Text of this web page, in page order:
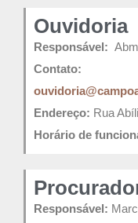
Ouvidoria
Responsável:
Contato:
Endereço: Rua
Horário de
Responsável: